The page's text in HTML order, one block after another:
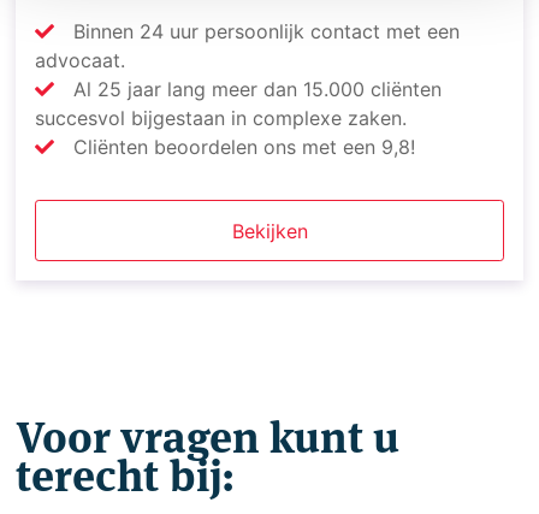
Binnen 24 uur persoonlijk contact met een
advocaat.
Al 25 jaar lang meer dan 15.000 cliënten
succesvol bijgestaan in complexe zaken.
Cliënten beoordelen ons met een 9,8!
Bekijken
Voor vragen kunt u
terecht bij: